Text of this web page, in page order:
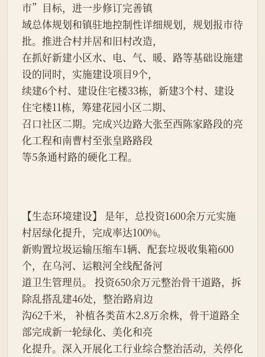
市”目标，进一步修订完善镇
域总体规划和镇驻地控制性详细规划，规划报市待
批。推进合村并居和旧村改造，
在抓好新建小区水、电、气、暖、路等基础设施建
设的同时，实施建设项目9个，
续建6个村、建设住宅楼33栋，新建3个村、建设
住宅楼11栋，筹建花园小区二期、
召口社区二期。完成兴边路大张至西陈家路段的亮
化工程和南曹村至张皇路路段
等5条通村路的硬化工程。
【生态环境建设】 是年，总投资1600余万元实施
村居绿化提升，完成率达100%。
新购置垃圾运输压缩车1辆、配套垃圾收集箱600
个，在乌河、运粮河全线配备河
道卫生管理员。 投资650余万元整治骨干道路，拆
除乱搭乱建46处，整治路肩边
沟62千米， 补植各类苗木2.8万余株，骨干道路全
部完成新一轮绿化、美化和亮
化提升。深入开展化工行业综合整治活动，关停化